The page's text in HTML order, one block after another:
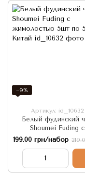
−9%
Артикул: id_10632
Белый фудинский
Shoumei Fuding с
жимолостью 5шт по
Китай
199.00 грн/набор